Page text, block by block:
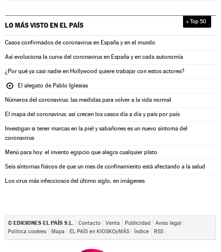
LO MÁS VISTO EN EL PAÍS » Top 50
Casos confirmados de coronavirus en España y en el mundo
Así evoluciona la curva del coronavirus en España y en cada autonomía
¿Por qué ya casi nadie en Hollywood quiere trabajar con estos actores?
El alegato de Pablo Iglesias
Números del coronavirus: las medidas para volver a la vida normal
El mapa del coronavirus: así crecen los casos día a día y país por país
Investigan si tener marcas en la piel y sabañones es un nuevo síntoma del
coronavirus
Menú para hoy: el invento egipcio que alegra cualquier plato
Seis síntomas físicos de que un mes de confinamiento está afectando a la salud
Los virus más infecciosos del último siglo, en imágenes
© EDICIONES EL PAÍS S.L. Contacto Venta Publicidad
Aviso legal
Política cookies
Mapa EL PAÍS en KIOSKOyMÁS Índice RSS